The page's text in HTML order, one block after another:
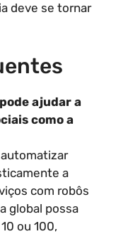
deve se tornar
ajudar a
como a
a
com robôs
global possa
ou 100,